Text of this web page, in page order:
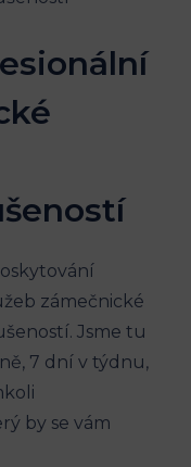
zámečnické
Jsme tu
7 dní v týdnu,
by se vám